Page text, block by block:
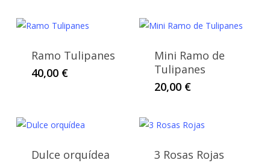
Ramo Tulipanes
40,00 €
Mini Ramo de
Tulipanes
20,00 €
Dulce orquídea
3 Rosas Rojas